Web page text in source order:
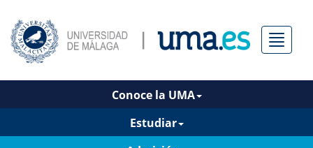
Menú
Conoce la UMA
Estudiar